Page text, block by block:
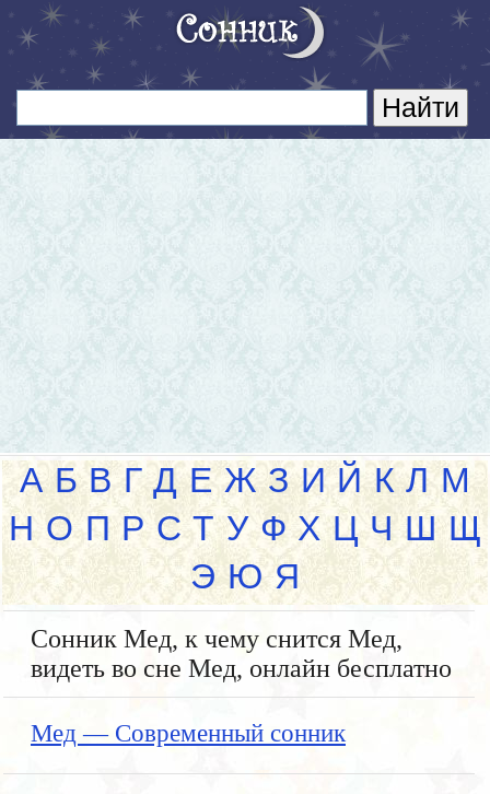
А Б В Г Д Е Ж З И Й К Л М
Н О П Р С Т У Ф Х Ц Ч Ш Щ
Э Ю Я
Сонник Мед, к чему снится Мед,
видеть во сне Мед, онлайн бесплатно
Мед — Современный сонник